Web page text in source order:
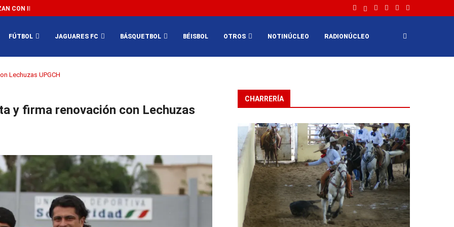
CON IMPEDIR EL MÉXICO VS SUDÁFRICA...
FÚTBOL JAGUARES FC BÁSQUETBOL BÉISBOL OTROS NOTINÚCLEO RADIONÚCLEO
Lechuzas UPGCH
y firma renovación con Lechuzas
CHARRERÍA